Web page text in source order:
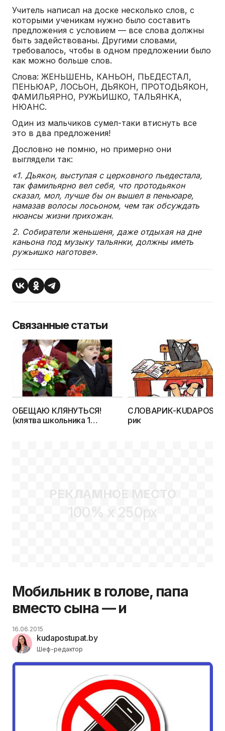
Учитель написал на доске несколько слов, с
которыми ученикам нужно было составить
предложения с условием — все слова должны
быть задействованы. Другими словами,
требовалось, чтобы в одном предложении было
как можно больше слов.
Слова: ЖЕНЬШЕНЬ, КАНЬОН, ПЬЕДЕСТАЛ,
ПЕНЬЮАР, ЛОСЬОН, ДЬЯКОН, ПРОТОДЬЯКОН,
ФАМИЛЬЯРНО, РУЖЬИШКО, ТАЛЬЯНКА,
НЮАНС.
Один из мальчиков сумел-таки втиснуть все
это в два предложения!
Дословно не помню, но примерно они
выглядели так:
«1. Дьякон, выступая с церковного пьедестала,
так фамильярно вел себя, что протодьякон
сказал, мол, лучше бы он вышел в пеньюаре,
намазав волосы лосьоном, чем так обсуждать
нюансы жизни прихожан.
2. Собиратели женьшеня, даже отдыхая на дне
каньона под музыку тальянки, должны иметь
ружьишко наготове».
Связанные статьи
ОБЕЩАЮ КЛЯНУТЬСЯ!
(клятва школьника 1
СЛОВАРИК-
рик
РЕКЛАМНОЕ МЕСТО
100% x 250px
Мобильник в голове, папа
вместо сына — и
kudapostupat.by
Шеф-редактор
16.06.2015